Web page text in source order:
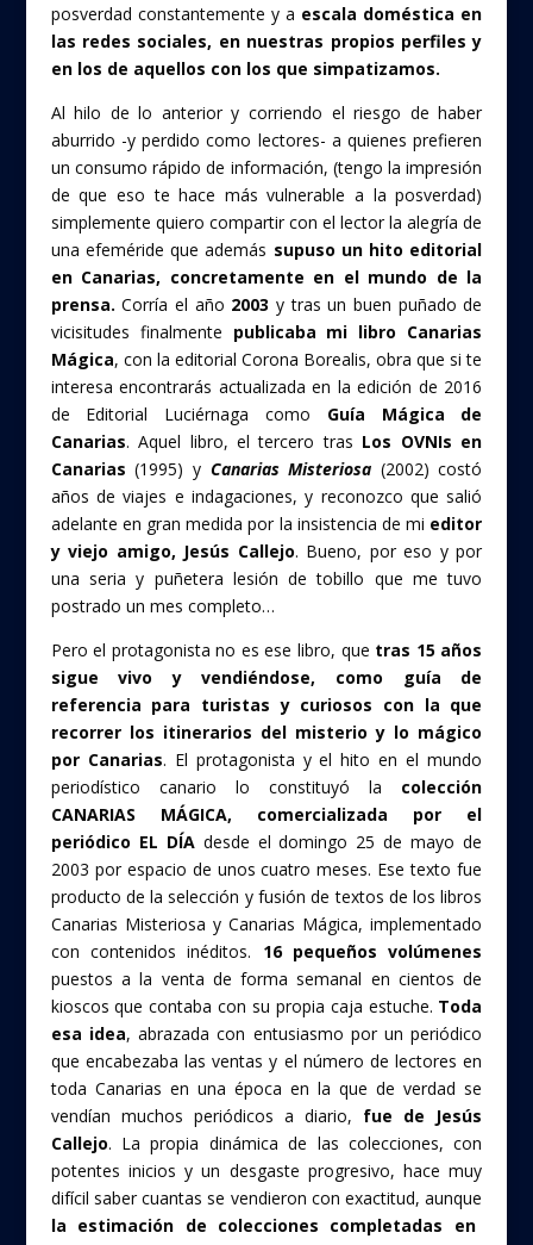
posverdad constantemente y a escala doméstica en
las redes sociales, en nuestras propios perfiles y
en los de aquellos con los que simpatizamos.
Al hilo de lo anterior y corriendo el riesgo de haber
aburrido -y perdido como lectores- a quienes prefieren
un consumo rápido de información, (tengo la impresión
de que eso te hace más vulnerable a la posverdad)
simplemente quiero compartir con el lector la alegría de
una efeméride que además supuso un hito editorial
en Canarias, concretamente en el mundo de la
prensa. Corría el año 2003 y tras un buen puñado de
vicisitudes finalmente publicaba mi libro Canarias
Mágica, con la editorial Corona Borealis, obra que si te
interesa encontrarás actualizada en la edición de 2016
de Editorial Luciérnaga como Guía Mágica de
Canarias. Aquel libro, el tercero tras Los OVNIs en
Canarias (1995) y Canarias Misteriosa (2002) costó
años de viajes e indagaciones, y reconozco que salió
adelante en gran medida por la insistencia de mi editor
y viejo amigo, Jesús Callejo. Bueno, por eso y por
una seria y puñetera lesión de tobillo que me tuvo
postrado un mes completo…
Pero el protagonista no es ese libro, que tras 15 años
sigue vivo y vendiéndose, como guía de
referencia para turistas y curiosos con la que
recorrer los itinerarios del misterio y lo mágico
por Canarias. El protagonista y el hito en el mundo
periodístico canario lo constituyó la colección
CANARIAS MÁGICA, comercializada por el
periódico EL DÍAdesde el domingo 25 de mayo de
2003 por espacio de unos cuatro meses. Ese texto fue
producto de la selección y fusión de textos de los libros
Canarias Misteriosa y Canarias Mágica, implementado
con contenidos inéditos. 16 pequeños volúmenes
puestos a la venta de forma semanal en cientos de
kioscos que contaba con su propia caja estuche. Toda
esa idea, abrazada con entusiasmo por un periódico
que encabezaba las ventas y el número de lectores en
toda Canarias en una época en la que de verdad se
vendían muchos periódicos a diario, fue de Jesús
Callejo. La propia dinámica de las colecciones, con
potentes inicios y un desgaste progresivo, hace muy
difícil saber cuantas se vendieron con exactitud, aunque
la estimación de colecciones completadas en